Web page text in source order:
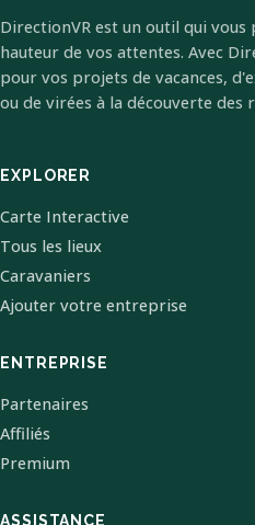
DirectionVR est un outil qui
hauteur de vos attentes. Avec
pour vos projets de vacances,
ou de virées à la découverte des
EXPLORER
Carte Interactive
Tous les lieux
Caravaniers
Ajouter votre entreprise
ENTREPRISE
Partenaires
Affiliés
Premium
ASSISTANCE